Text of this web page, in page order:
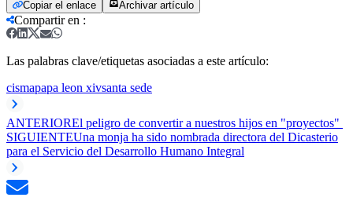
Copiar el enlace Archivar artículo
Compartir en :
Las palabras clave/etiquetas asociadas a este artículo:
cismapapa leon xivsanta sede
ANTERIOREl peligro de convertir a nuestros hijos en "proyectos"
SIGUIENTEUna monja ha sido nombrada directora del Dicasterio
para el Servicio del Desarrollo Humano Integral